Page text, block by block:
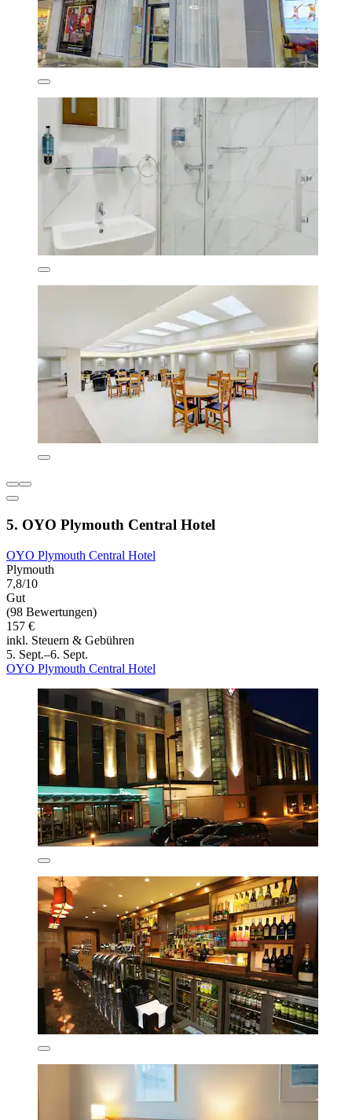
5. OYO Plymouth Central Hotel
OYO Plymouth Central Hotel
Plymouth
7,8/10
Gut
(98 Bewertungen)
157 €
inkl. Steuern & Gebühren
5. Sept.–6. Sept.
OYO Plymouth Central Hotel